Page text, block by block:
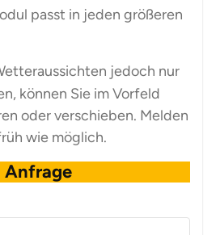
passt in jeden größeren
jedoch nur
können Sie im Vorfeld
oder verschieben. Melden
wie möglich.
Anfrage